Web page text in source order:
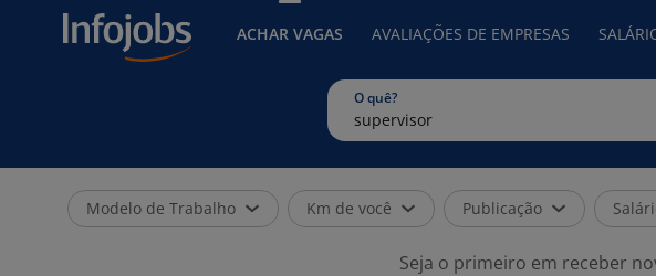
ACHAR VAGAS AVALIAÇÕES DE EMPRESAS
O quê?
Modelo de Trabalho Km de você Publicação
Seja o primeiro em receber